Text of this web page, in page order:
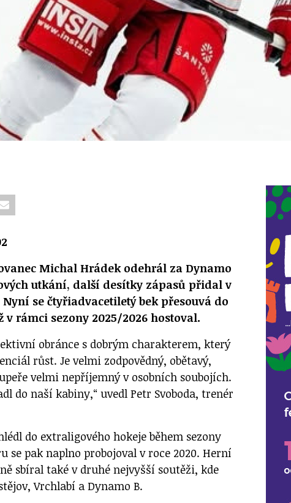
Michal Hrádek odehrál za Dynamo
utkání, další desítky zápasů přidal v
Nyní se čtyřiadvacetiletý bek přesouvá do
v rámci sezony 2025/2026 hostoval.
obránce s dobrým charakterem, který
růst. Je velmi zodpovědný, obětavý,
velmi nepříjemný v osobních soubojích.
do naší kabiny,“ uvedl Petr Svoboda, trenér
do extraligového hokeje během sezony
se pak naplno probojoval v roce 2020. Herní
sbíral také v druhé nejvyšší soutěži, kde
Vrchlabí a Dynamo B.